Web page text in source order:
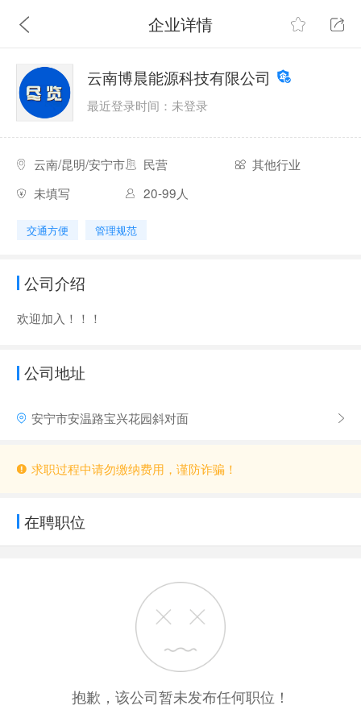
企业详情
云南博晨能源科技有限公司
最近登录时间：未登录
云南/昆明/安宁市 民营
其他行业
未填写
20-99人
交通方便 管理规范
公司介绍
欢迎加入！！！
公司地址
安宁市安温路宝兴花园斜对面
求职过程中请勿缴纳费用，谨防诈骗！
在聘职位
抱歉，该公司暂未发布任何职位！